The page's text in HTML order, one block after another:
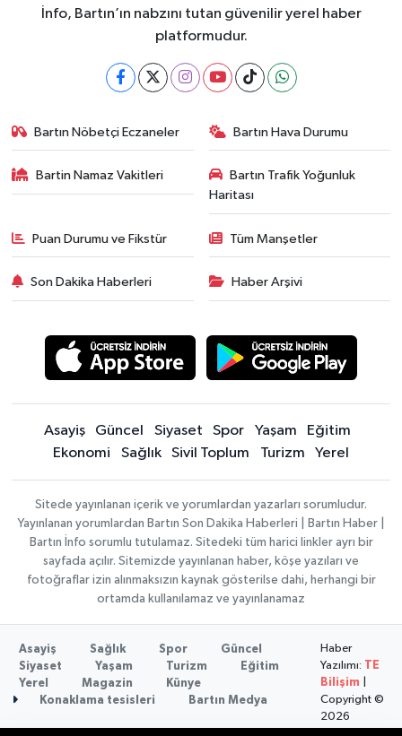
İnfo, Bartın’ın nabzını tutan güvenilir yerel haber
platformudur.
Bartın Nöbetçi Eczaneler Bartın Hava Durumu
Bartin Namaz Vakitleri
Bartın Trafik Yoğunluk
Haritası
Puan Durumu ve Fikstür Tüm Manşetler
Son Dakika Haberleri Haber Arşivi
Asayiş Güncel Siyaset Spor Yaşam
Eğitim
Ekonomi
Sağlık Sivil Toplum Turizm Yerel
Sitede yayınlanan içerik ve yorumlardan yazarları sorumludur.
Yayınlanan yorumlardan Bartın Son Dakika Haberleri | Bartın Haber |
Bartın İnfo sorumlu tutulamaz. Sitedeki tüm harici linkler ayrı bir
sayfada açılır. Sitemizde yayınlanan haber, köşe yazıları ve
fotoğraflar izin alınmaksızın kaynak gösterilse dahi, herhangi bir
ortamda kullanılamaz ve yayınlanamaz
Asayiş Sağlık Spor
Güncel
Siyaset
Yaşam Turizm
Eğitim
Yerel
Magazin
Künye
Konaklama tesisleri
Bartın Medya
Haber
Yazılımı: TE
Bilişim
Copyright ©
2026